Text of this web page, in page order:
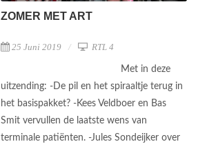
ZOMER MET ART
25 Juni 2019 RTL 4
Met in deze
uitzending: -De pil en het spiraaltje terug in
het basispakket? -Kees Veldboer en Bas
Smit vervullen de laatste wens van
terminale patiënten. -Jules Sondeijker over